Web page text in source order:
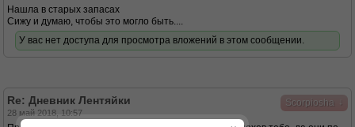
Нашла в старых запасах
Сижу и думаю, чтобы это могло быть....
У вас нет доступа для просмотра вложений в этом сообщении.
Scorpiosha
Re: Дневник Лентяйки
28 май 2018, 10:57